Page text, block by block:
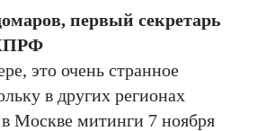
первый секретарь
это очень странное
в других регионах
Москве митинги 7 ноября